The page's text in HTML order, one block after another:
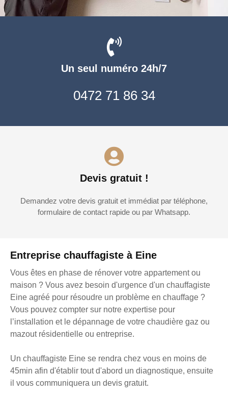
Entreprise chauffagiste à Eine
Vous êtes en phase de rénover votre appartement ou
maison ? Vous avez besoin d'urgence d'un chauffagiste
Eine agréé pour résoudre un problème en chauffage ?
Vous pouvez compter sur notre expertise pour
l’installation et le dépannage de votre chaudière gaz ou
mazout résidentielle ou entreprise.
Un chauffagiste Eine se rendra chez vous en moins de
45min afin d'établir tout d'abord un diagnostique, ensuite
il vous communiquera un devis gratuit.
Un seul numéro 24h/7
0472 71 86 34
Devis gratuit !
Demandez votre devis gratuit et immédiat par téléphone,
formulaire de contact rapide ou par Whatsapp.